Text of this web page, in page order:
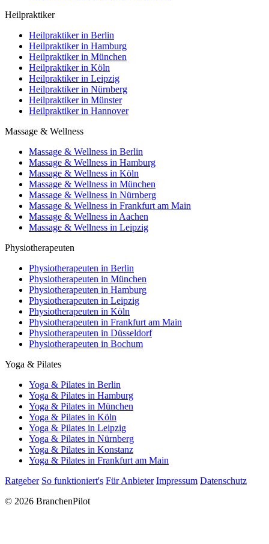
Heilpraktiker
Heilpraktiker in Berlin
Heilpraktiker in Hamburg
Heilpraktiker in München
Heilpraktiker in Köln
Heilpraktiker in Leipzig
Heilpraktiker in Nürnberg
Heilpraktiker in Münster
Heilpraktiker in Hannover
Massage & Wellness
Massage & Wellness in Berlin
Massage & Wellness in Hamburg
Massage & Wellness in Köln
Massage & Wellness in München
Massage & Wellness in Nürnberg
Massage & Wellness in Frankfurt am Main
Massage & Wellness in Aachen
Massage & Wellness in Leipzig
Physiotherapeuten
Physiotherapeuten in Berlin
Physiotherapeuten in München
Physiotherapeuten in Hamburg
Physiotherapeuten in Leipzig
Physiotherapeuten in Köln
Physiotherapeuten in Frankfurt am Main
Physiotherapeuten in Düsseldorf
Physiotherapeuten in Bochum
Yoga & Pilates
Yoga & Pilates in Berlin
Yoga & Pilates in Hamburg
Yoga & Pilates in München
Yoga & Pilates in Köln
Yoga & Pilates in Leipzig
Yoga & Pilates in Nürnberg
Yoga & Pilates in Konstanz
Yoga & Pilates in Frankfurt am Main
Ratgeber So funktioniert's Für Anbieter Impressum Datenschutz
© 2026 BranchenPilot